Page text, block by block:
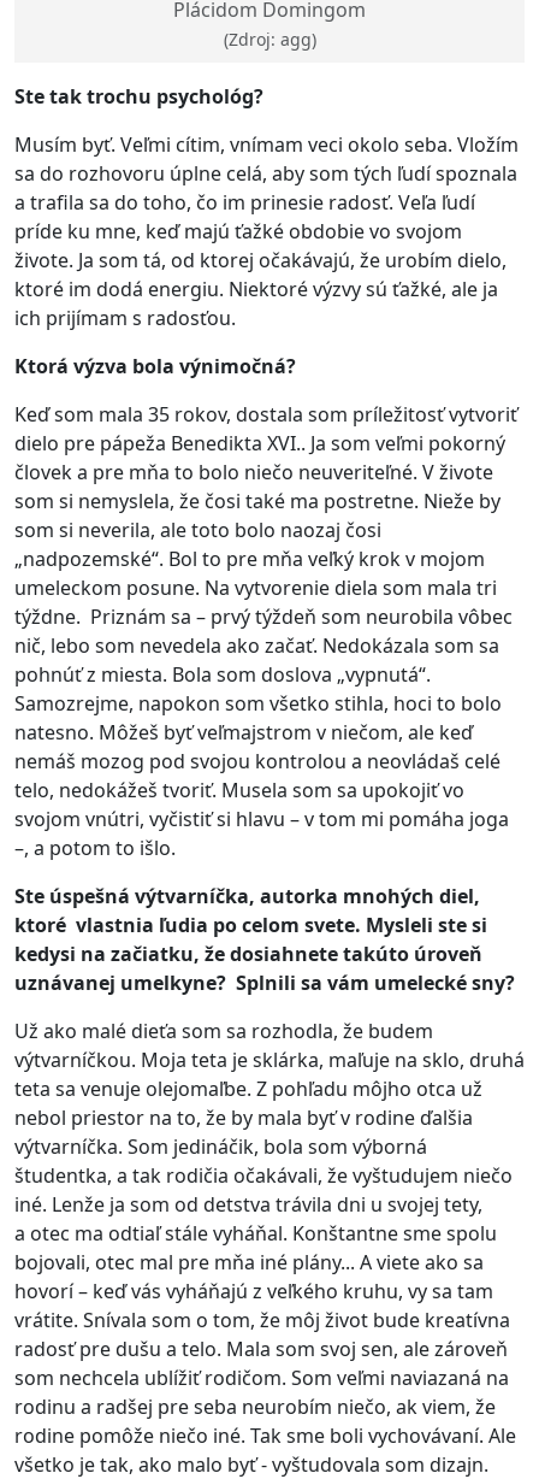
Plácidom Domingom
(Zdroj: agg)
Ste tak trochu psychológ?
Musím byť. Veľmi cítim, vnímam veci okolo seba. Vložím
sa do rozhovoru úplne celá, aby som tých ľudí spoznala
a trafila sa do toho, čo im prinesie radosť. Veľa ľudí
príde ku mne, keď majú ťažké obdobie vo svojom
živote. Ja som tá, od ktorej očakávajú, že urobím dielo,
ktoré im dodá energiu. Niektoré výzvy sú ťažké, ale ja
ich prijímam s radosťou.
Ktorá výzva bola výnimočná?
Keď som mala 35 rokov, dostala som príležitosť vytvoriť
dielo pre pápeža Benedikta XVI.. Ja som veľmi pokorný
človek a pre mňa to bolo niečo neuveriteľné. V živote
som si nemyslela, že čosi také ma postretne. Nieže by
som si neverila, ale toto bolo naozaj čosi
„nadpozemské“. Bol to pre mňa veľký krok v mojom
umeleckom posune. Na vytvorenie diela som mala tri
týždne. Priznám sa – prvý týždeň som neurobila vôbec
nič, lebo som nevedela ako začať. Nedokázala som sa
pohnúť z miesta. Bola som doslova „vypnutá“.
Samozrejme, napokon som všetko stihla, hoci to bolo
natesno. Môžeš byť veľmajstrom v niečom, ale keď
nemáš mozog pod svojou kontrolou a neovládaš celé
telo, nedokážeš tvoriť. Musela som sa upokojiť vo
svojom vnútri, vyčistiť si hlavu – v tom mi pomáha joga
–, a potom to išlo.
Ste úspešná výtvarníčka, autorka mnohých diel,
ktoré vlastnia ľudia po celom svete. Mysleli ste si
kedysi na začiatku, že dosiahnete takúto úroveň
uznávanej umelkyne? Splnili sa vám umelecké sny?
Už ako malé dieťa som sa rozhodla, že budem
výtvarníčkou. Moja teta je sklárka, maľuje na sklo, druhá
teta sa venuje olejomaľbe. Z pohľadu môjho otca už
nebol priestor na to, že by mala byť v rodine ďalšia
výtvarníčka. Som jedináčik, bola som výborná
študentka, a tak rodičia očakávali, že vyštudujem niečo
iné. Lenže ja som od detstva trávila dni u svojej tety,
a otec ma odtiaľ stále vyháňal. Konštantne sme spolu
bojovali, otec mal pre mňa iné plány... A viete ako sa
hovorí – keď vás vyháňajú z veľkého kruhu, vy sa tam
vrátite. Snívala som o tom, že môj život bude kreatívna
radosť pre dušu a telo. Mala som svoj sen, ale zároveň
som nechcela ublížiť rodičom. Som veľmi naviazaná na
rodinu a radšej pre seba neurobím niečo, ak viem, že
rodine pomôže niečo iné. Tak sme boli vychovávaní. Ale
všetko je tak, ako malo byť - vyštudovala som dizajn.